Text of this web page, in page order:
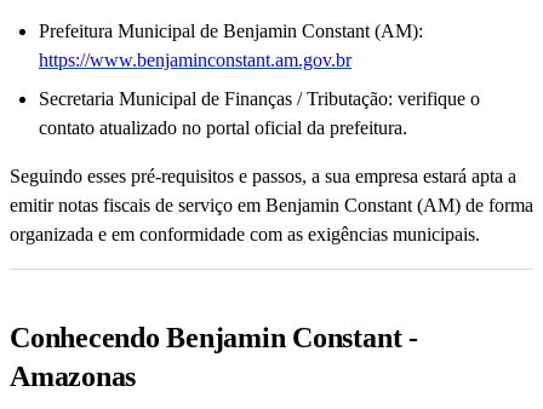
Prefeitura Municipal de Benjamin Constant (AM):
https://www.benjaminconstant.am.gov.br
Secretaria Municipal de Finanças / Tributação: verifique o
contato atualizado no portal oficial da prefeitura.
Seguindo esses pré-requisitos e passos, a sua empresa estará apta a
emitir notas fiscais de serviço em Benjamin Constant (AM) de forma
organizada e em conformidade com as exigências municipais.
Conhecendo Benjamin Constant -
Amazonas